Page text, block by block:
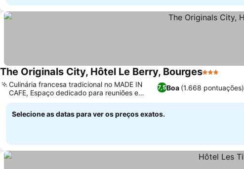
The Originals City, Hôtel Le Berry, Bourges3 Estrelas
7,5Boa (1.668 pontuações)
Culinária francesa tradicional no MADE IN
CAFE, Espaço dedicado para reuniões e
conferências
Selecione as datas para ver os preços exatos.